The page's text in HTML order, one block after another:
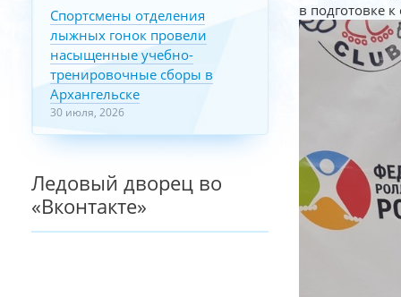
в подготовке
Спортсмены отделения
лыжных гонок провели
насыщенные учебно-
тренировочные сборы в
Архангельске
30 июля, 2026
Ледовый дворец во
«Вконтакте»